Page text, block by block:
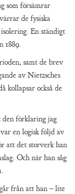
som försämrar
de fysiska
En ständigt
1889.
samt de brev
av Nietzsches
kollapsar också de
den förklaring jag
en logisk följd av
att det storverk han
Och när han såg
från att han – lite